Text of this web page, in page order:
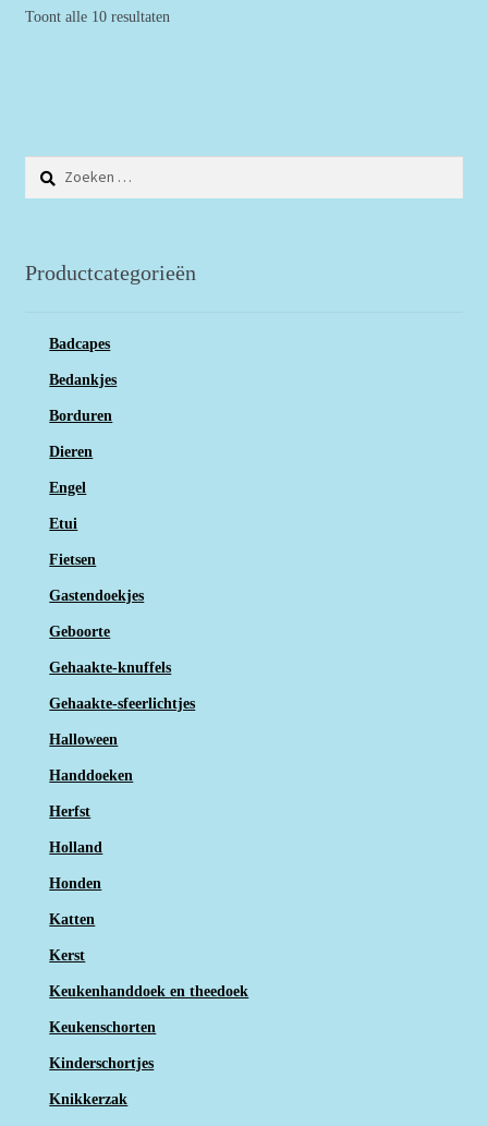
Toont alle 10 resultaten
naar:
Productcategorieën
Badcapes
Bedankjes
Borduren
Dieren
Engel
Etui
Fietsen
Gastendoekjes
Geboorte
Gehaakte-knuffels
Gehaakte-sfeerlichtjes
Halloween
Handdoeken
Herfst
Holland
Honden
Katten
Kerst
Keukenhanddoek en theedoek
Keukenschorten
Kinderschortjes
Knikkerzak